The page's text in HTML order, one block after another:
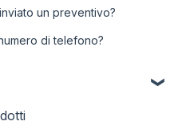
un preventivo?
di telefono?